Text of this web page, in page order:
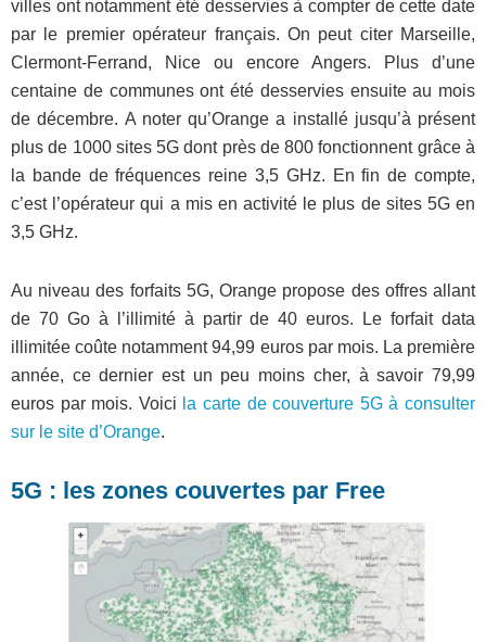
villes ont notamment été desservies à compter de cette date
par le premier opérateur français. On peut citer Marseille,
Clermont-Ferrand, Nice ou encore Angers. Plus d’une
centaine de communes ont été desservies ensuite au mois
de décembre. A noter qu’Orange a installé jusqu’à présent
plus de 1000 sites 5G dont près de 800 fonctionnent grâce à
la bande de fréquences reine 3,5 GHz. En fin de compte,
c’est l’opérateur qui a mis en activité le plus de sites 5G en
3,5 GHz.
Au niveau des forfaits 5G, Orange propose des offres allant
de 70 Go à l’illimité à partir de 40 euros. Le forfait data
illimitée coûte notamment 94,99 euros par mois. La première
année, ce dernier est un peu moins cher, à savoir 79,99
euros par mois. Voici la carte de couverture 5G à consulter
sur le site d’Orange.
5G : les zones couvertes par Free